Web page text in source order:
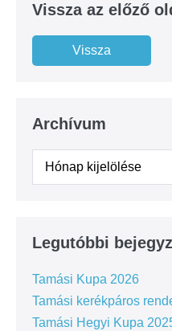
Vissza az előző
Archívum
Legutóbbi
Tamási Kupa 2026
Tamási kerékpáros
Tamási Hegyi Kupa